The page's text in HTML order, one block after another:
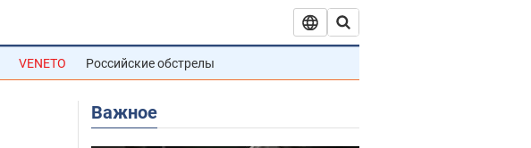
VENETO Российские обстрелы
Важное